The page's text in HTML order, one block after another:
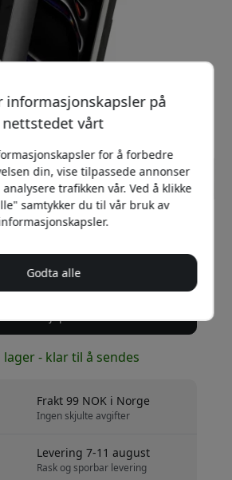
649 NOK
lager - klar til å sendes
Frakt 99 NOK i Norge
Ingen skjulte avgifter
Levering 7-11 august
Rask og sporbar levering
informasjonskapsler på
nettstedet vårt
for å forbedre
din, vise tilpassede annonser
trafikken vår. Ved å klikke
samtykker du til vår bruk av
Godta alle